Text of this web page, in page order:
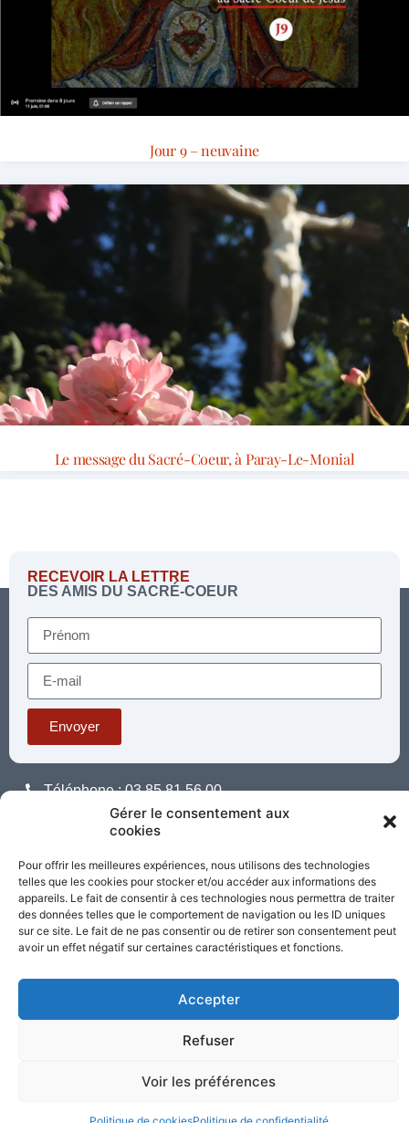
Gérer le consentement aux
cookies
Pour offrir les meilleures expériences, nous utilisons des technologies
telles que les cookies pour stocker et/ou accéder aux informations des
appareils. Le fait de consentir à ces technologies nous permettra de traiter
des données telles que le comportement de navigation ou les ID uniques
sur ce site. Le fait de ne pas consentir ou de retirer son consentement peut
avoir un effet négatif sur certaines caractéristiques et fonctions.
Accepter
Refuser
Voir les préférences
Jour 9 – neuvaine
Le message du Sacré-Coeur, à Paray-Le-Monial
RECEVOIR LA LETTRE
DES AMIS DU SACRÉ-COEUR
Envoyer
Téléphone : 03 85 81 56 00
standard@sacrecoeur-paray.org
Nos
partenaires
Mentions
légales
Partagez cette page